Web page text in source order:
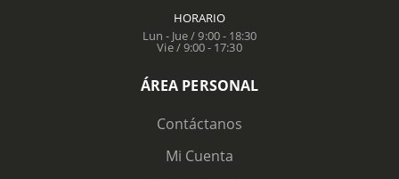
HORARIO
Lun - Jue / 9:00 - 18:30
Vie / 9:00 - 17:30
ÁREA PERSONAL
Contáctanos
Mi Cuenta